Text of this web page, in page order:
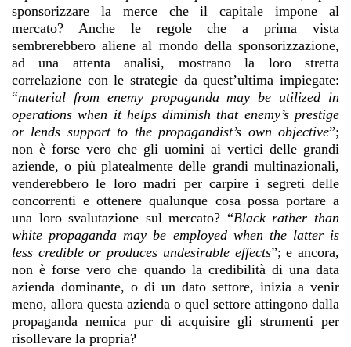
sponsorizzare la merce che il capitale impone al
mercato? Anche le regole che a prima vista
sembrerebbero aliene al mondo della sponsorizzazione,
ad una attenta analisi, mostrano la loro stretta
correlazione con le strategie da quest’ultima impiegate:
“material from enemy propaganda may be utilized in
operations when it helps diminish that enemy’s prestige
or lends support to the propagandist’s own objective”;
non è forse vero che gli uomini ai vertici delle grandi
aziende, o più platealmente delle grandi multinazionali,
venderebbero le loro madri per carpire i segreti delle
concorrenti e ottenere qualunque cosa possa portare a
una loro svalutazione sul mercato? “Black rather than
white propaganda may be employed when the latter is
less credible or produces undesirable effects”; e ancora,
non è forse vero che quando la credibilità di una data
azienda dominante, o di un dato settore, inizia a venir
meno, allora questa azienda o quel settore attingono dalla
propaganda nemica pur di acquisire gli strumenti per
risollevare la propria?